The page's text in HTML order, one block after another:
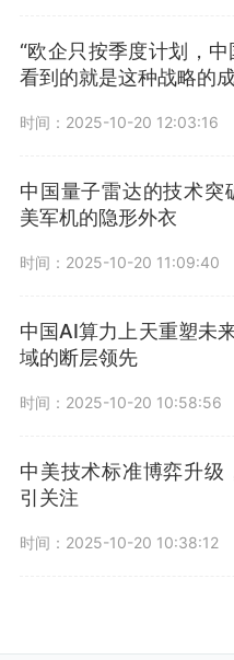
“欧企只按季度计划，
看到的就是这种战略的
时间：2025-10-20 12:03:16
中国量子雷达的技术突
美军机的隐形外衣
时间：2025-10-20 11:09:40
中国AI算力上天重塑未
域的断层领先
时间：2025-10-20 10:58:56
中美技术标准博弈升级
引关注
时间：2025-10-20 10:38:12